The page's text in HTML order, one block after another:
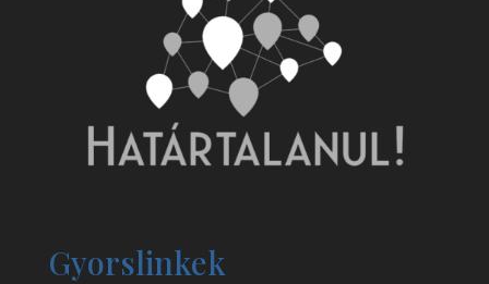
Gyorslinkek